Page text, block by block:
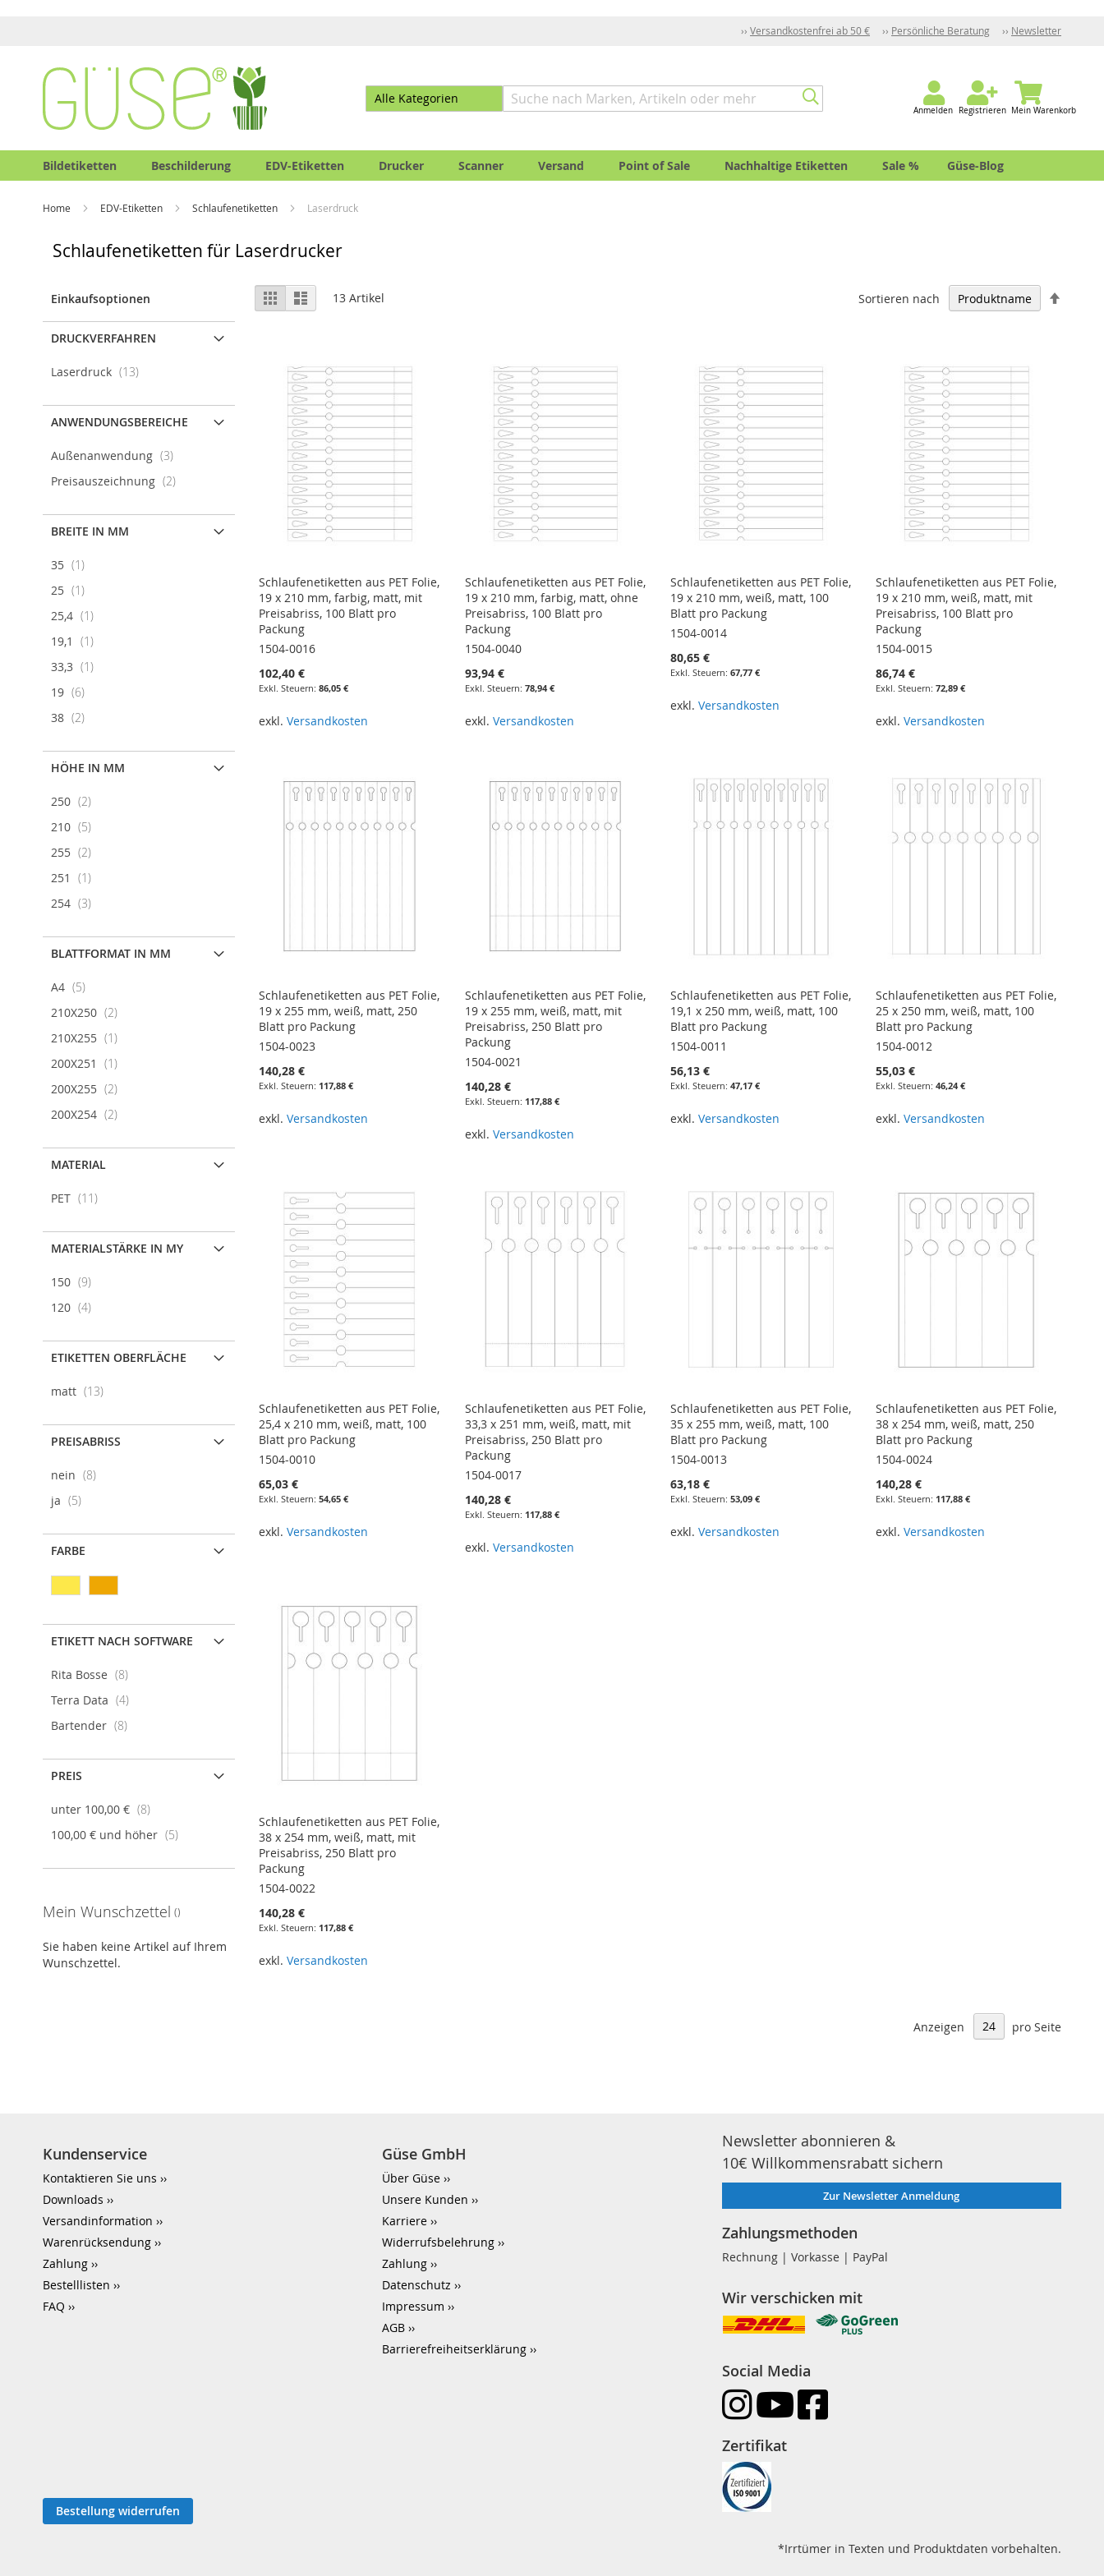
Versandkostenfrei ab 50 € Persönliche Beratung Newsletter
Anmelden Registrieren Mein Warenkorb
Bildetiketten Beschilderung EDV-Etiketten Drucker Scanner Versand Point of Sale Nachhaltige Etiketten Sale % Güse-Blog
Home EDV-Etiketten Schlaufenetiketten Laserdruck
Schlaufenetiketten für Laserdrucker
Einkaufsoptionen
DRUCKVERFAHREN
Laserdruck 13Artikel
ANWENDUNGSBEREICHE
Außenanwendung 3Artikel
Preisauszeichnung
2Artikel
BREITE IN MM
35 1Artikel
25
1Artikel
25,4
1Artikel
19,1
1Artikel
33,3
1Artikel
19
6Artikel
38
2Artikel
HÖHE IN MM
250 2Artikel
210
5Artikel
255
2Artikel
251
1Artikel
254
3Artikel
BLATTFORMAT IN MM
A4 5Artikel
210X250
2Artikel
210X255
1Artikel
200X251
1Artikel
200X255
2Artikel
200X254
2Artikel
MATERIAL
PET 11Artikel
MATERIALSTÄRKE IN MY
150 9Artikel
120
4Artikel
ETIKETTEN OBERFLÄCHE
matt 13Artikel
PREISABRISS
nein 8Artikel
ja
5Artikel
FARBE
ETIKETT NACH SOFTWARE
Rita Bosse 8Artikel
Terra Data
4Artikel
Bartender
8Artikel
PREIS
unter 100,00 € 8Artikel
100,00 € und höher 5Artikel
Ansicht
als
RasterListe 13 Artikel Sortieren nach
Schlaufenetiketten aus PET Folie,
19 x 210 mm, farbig, matt, mit
Preisabriss, 100 Blatt pro
Packung
1504-0016
102,40 €
86,05 €
exkl.Versandkosten
Schlaufenetiketten aus PET Folie,
19 x 210 mm, farbig, matt, ohne
Preisabriss, 100 Blatt pro
Packung
1504-0040
93,94 €
78,94 €
exkl. Versandkosten
Schlaufenetiketten aus PET Folie,
19 x 210 mm, weiß, matt, 100
Blatt pro Packung
1504-0014
80,65 €
67,77 €
exkl. Versandkosten
Schlaufenetiketten aus PET Folie,
19 x 210 mm, weiß, matt, mit
Preisabriss, 100 Blatt pro
Packung
1504-0015
86,74 €
72,89 €
exkl.Versandkosten
Schlaufenetiketten aus PET Folie,
19 x 255 mm, weiß, matt, 250
Blatt pro Packung
1504-0023
140,28 €
117,88 €
exkl.Versandkosten
Schlaufenetiketten aus PET Folie,
19 x 255 mm, weiß, matt, mit
Preisabriss, 250 Blatt pro
Packung
1504-0021
140,28 €
117,88 €
exkl. Versandkosten
Schlaufenetiketten aus PET Folie,
19,1 x 250 mm, weiß, matt, 100
Blatt pro Packung
1504-0011
56,13 €
47,17 €
exkl. Versandkosten
Schlaufenetiketten aus PET Folie,
25 x 250 mm, weiß, matt, 100
Blatt pro Packung
1504-0012
55,03 €
46,24 €
exkl.Versandkosten
Schlaufenetiketten aus PET Folie,
25,4 x 210 mm, weiß, matt, 100
Blatt pro Packung
1504-0010
65,03 €
54,65 €
exkl.Versandkosten
Schlaufenetiketten aus PET Folie,
33,3 x 251 mm, weiß, matt, mit
Preisabriss, 250 Blatt pro
Packung
1504-0017
140,28 €
117,88 €
exkl. Versandkosten
Schlaufenetiketten aus PET Folie,
35 x 255 mm, weiß, matt, 100
Blatt pro Packung
1504-0013
63,18 €
53,09 €
exkl. Versandkosten
Schlaufenetiketten aus PET Folie,
38 x 254 mm, weiß, matt, 250
Blatt pro Packung
1504-0024
140,28 €
117,88 €
exkl.Versandkosten
Schlaufenetiketten aus PET Folie,
38 x 254 mm, weiß, matt, mit
Preisabriss, 250 Blatt pro
Packung
1504-0022
140,28 €
117,88 €
exkl.Versandkosten
Anzeigen pro Seite
Mein Wunschzettel
Sie haben keine Artikel auf Ihrem
Wunschzettel.
Kundenservice
Kontaktieren Sie uns
Downloads
Versandinformation
Warenrücksendung
Zahlung
Bestelllisten
FAQ
Güse GmbH
Über Güse
Unsere Kunden
Karriere
Widerrufsbelehrung
Zahlung
Datenschutz
Impressum
AGB
Barrierefreiheitserklärung
Newsletter abonnieren &
10€ Willkommensrabatt sichern
Zur Newsletter Anmeldung
Zahlungsmethoden
Rechnung | Vorkasse | PayPal
Wir verschicken mit
Social Media
Bestellung widerrufen
Zertifikat
*Irrtümer in Texten und Produktdaten vorbehalten.